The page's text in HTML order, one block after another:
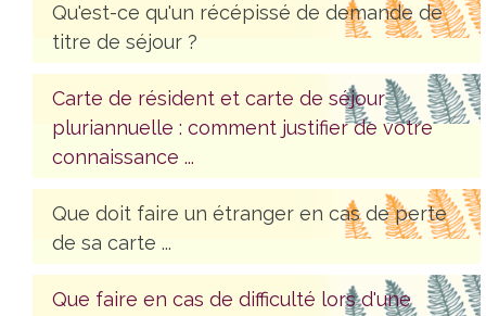
Qu'est-ce qu'un récépissé de demande de
titre de séjour ?
Carte de résident et carte de séjour
pluriannuelle : comment justifier de votre
connaissance ...
Que doit faire un étranger en cas de perte
de sa carte ...
Que faire en cas de difficulté lors d'une